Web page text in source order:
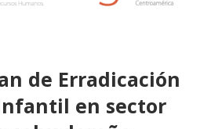
de Erradicación
en sector